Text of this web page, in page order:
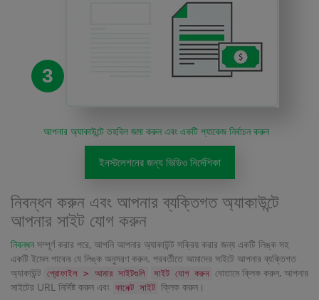
3
আপনার অ্যাকাউন্টে তহবিল জমা করুন এবং একটি প্যাকেজ নির্বাচন করুন
ইনস্টলেশনের জন্য ভিডিও নির্দেশিকা
নিবন্ধন করুন এবং আপনার ব্যক্তিগত অ্যাকাউন্টে
আপনার সাইট যোগ করুন
নিবন্ধন সম্পূর্ণ করার পরে, আপনি আপনার অ্যাকাউন্ট সক্রিয় করার জন্য একটি লিঙ্ক সহ
একটি ইমেল পাবেন৷ যে লিঙ্ক অনুসরণ করুন. পরবর্তীতে আমাদের সাইটে আপনার ব্যক্তিগত
অ্যাকাউন্ট প্রোফাইল > আমার সাইটগুলি সাইট যোগ করুন বোতামে ক্লিক করুন, আপনার
সাইটের URL নির্দিষ্ট করুন এবং কানেক্ট সাইট ক্লিক করুন।